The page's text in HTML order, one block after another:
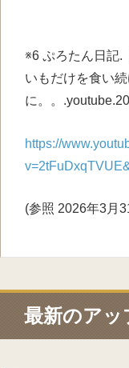
※6 ぷろたん日記.
いもだけを食い
に。。
https://
(参照 2026年3月
最新のアッ